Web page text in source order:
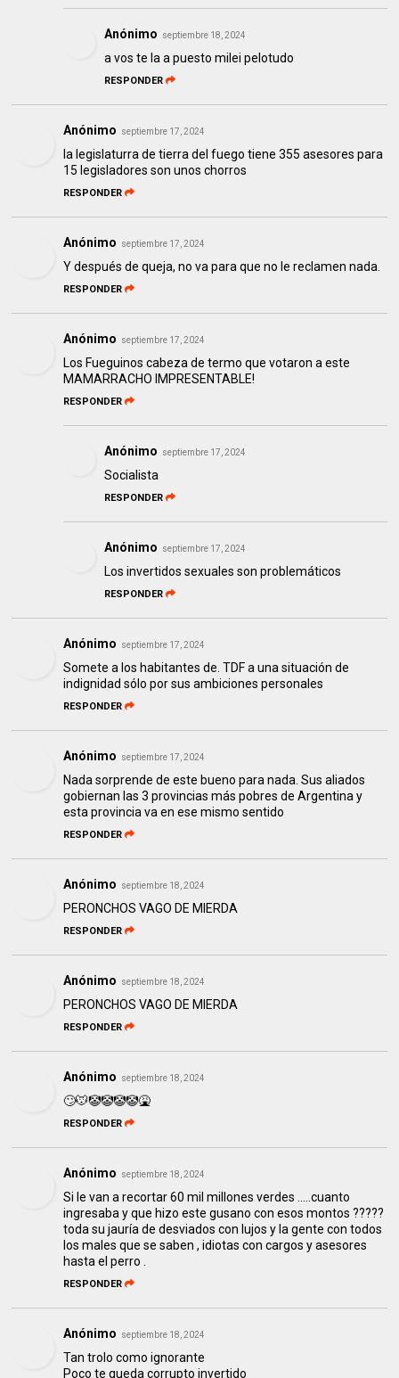
Anónimo septiembre 18, 2024
a vos te la a puesto milei pelotudo
RESPONDER
Anónimo septiembre 17, 2024
la legislaturra de tierra del fuego tiene 355 asesores para
15 legisladores son unos chorros
RESPONDER
Anónimo septiembre 17, 2024
Y después de queja, no va para que no le reclamen nada.
RESPONDER
Anónimo septiembre 17, 2024
Los Fueguinos cabeza de termo que votaron a este
MAMARRACHO IMPRESENTABLE!
RESPONDER
Anónimo septiembre 17, 2024
Socialista
RESPONDER
Anónimo septiembre 17, 2024
Los invertidos sexuales son problemáticos
RESPONDER
Anónimo septiembre 17, 2024
Somete a los habitantes de. TDF a una situación de
indignidad sólo por sus ambiciones personales
RESPONDER
Anónimo septiembre 17, 2024
Nada sorprende de este bueno para nada. Sus aliados
gobiernan las 3 provincias más pobres de Argentina y
esta provincia va en ese mismo sentido
RESPONDER
Anónimo septiembre 18, 2024
PERONCHOS VAGO DE MIERDA
RESPONDER
Anónimo septiembre 18, 2024
PERONCHOS VAGO DE MIERDA
RESPONDER
Anónimo septiembre 18, 2024
🙄🐭🤡🤡🤡🤡🤮
RESPONDER
Anónimo septiembre 18, 2024
Si le van a recortar 60 mil millones verdes .....cuanto
ingresaba y que hizo este gusano con esos montos ?????
toda su jauría de desviados con lujos y la gente con todos
los males que se saben , idiotas con cargos y asesores
hasta el perro .
RESPONDER
Anónimo septiembre 18, 2024
Tan trolo como ignorante
Poco te queda corrupto invertido